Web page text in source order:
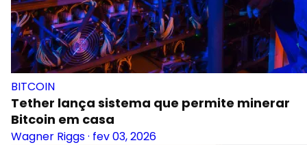
BITCOIN
Tether lança sistema que permite minerar
Bitcoin em casa
Wagner Riggs· fev 03, 2026